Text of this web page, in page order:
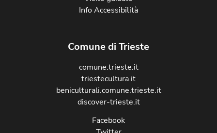
Info Accessibilità
Comune di Trieste
comune.trieste.it
triestecultura.it
beniculturali.comune.trieste.it
discover-trieste.it
Facebook